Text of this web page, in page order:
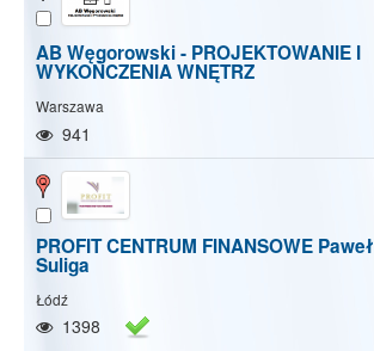
AB Węgorowski - PROJEKTOWANIE I
WYKOŃCZENIA WNĘTRZ
Warszawa
941
PROFIT CENTRUM FINANSOWE Paweł
Suliga
Łódź
1398